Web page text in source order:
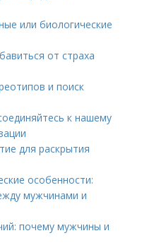
или биологические
от страха
и поиск
к нашему
для раскрытия
особенности:
мужчинами и
почему мужчины и